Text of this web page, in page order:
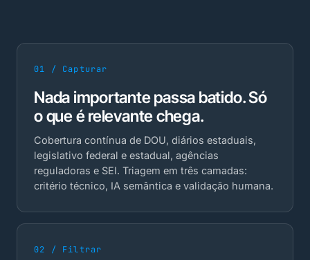
01 / Capturar
Nada importante passa batido. Só
o que é relevante chega.
Cobertura contínua de DOU, diários estaduais,
legislativo federal e estadual, agências
reguladoras e SEI. Triagem em três camadas:
critério técnico, IA semântica e validação humana.
02 / Filtrar